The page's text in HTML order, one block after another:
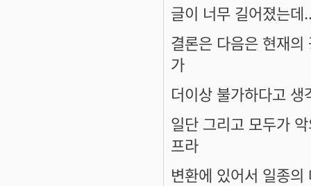
글이 너무 길어졌는데
결론은 다음은 현재
가
더이상 불가하다고
일단 그리고 모두가
프라
변환에 있어서 일종